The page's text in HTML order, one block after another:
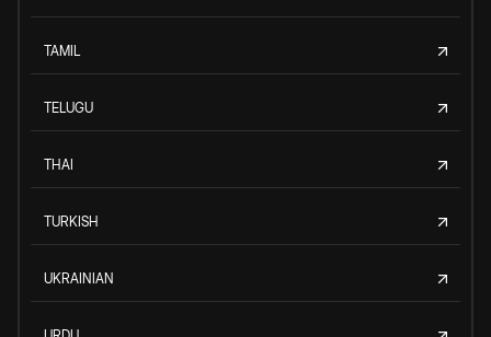
TAMIL
TELUGU
THAI
TURKISH
UKRAINIAN